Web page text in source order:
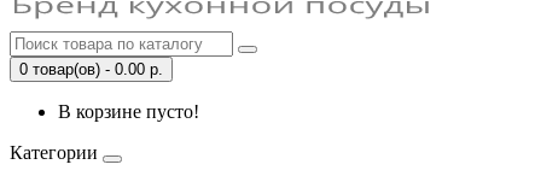
0 товар(ов) - 0.00 р.
В корзине пусто!
Категории